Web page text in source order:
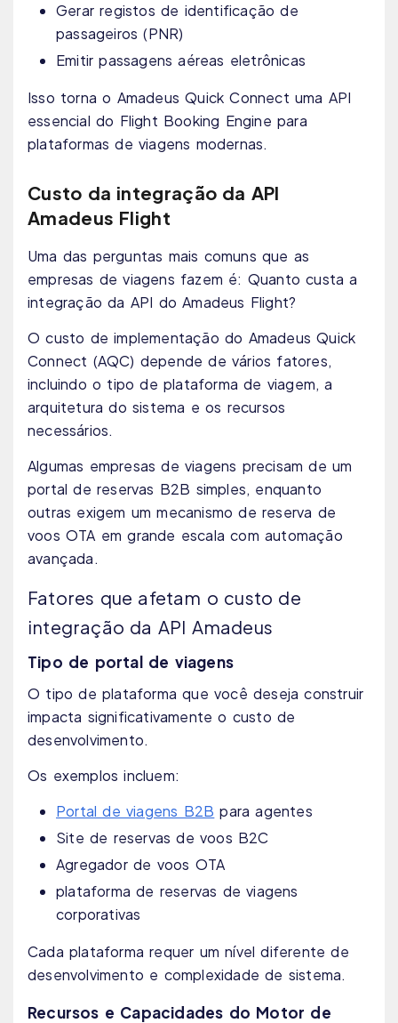
Gerar registos de identificação de
passageiros (PNR)
Emitir passagens aéreas eletrônicas
Isso torna o Amadeus Quick Connect uma API
essencial do Flight Booking Engine para
plataformas de viagens modernas.
Custo da integração da API
Amadeus Flight
Uma das perguntas mais comuns que as
empresas de viagens fazem é: Quanto custa a
integração da API do Amadeus Flight?
O custo de implementação do Amadeus Quick
Connect (AQC) depende de vários fatores,
incluindo o tipo de plataforma de viagem, a
arquitetura do sistema e os recursos
necessários.
Algumas empresas de viagens precisam de um
portal de reservas B2B simples, enquanto
outras exigem um mecanismo de reserva de
voos OTA em grande escala com automação
avançada.
Fatores que afetam o custo de
integração da API Amadeus
Tipo de portal de viagens
O tipo de plataforma que você deseja construir
impacta significativamente o custo de
desenvolvimento.
Os exemplos incluem:
Portal de viagens B2B para agentes
Site de reservas de voos B2C
Agregador de voos OTA
plataforma de reservas de viagens
corporativas
Cada plataforma requer um nível diferente de
desenvolvimento e complexidade de sistema.
Recursos e Capacidades do Motor de